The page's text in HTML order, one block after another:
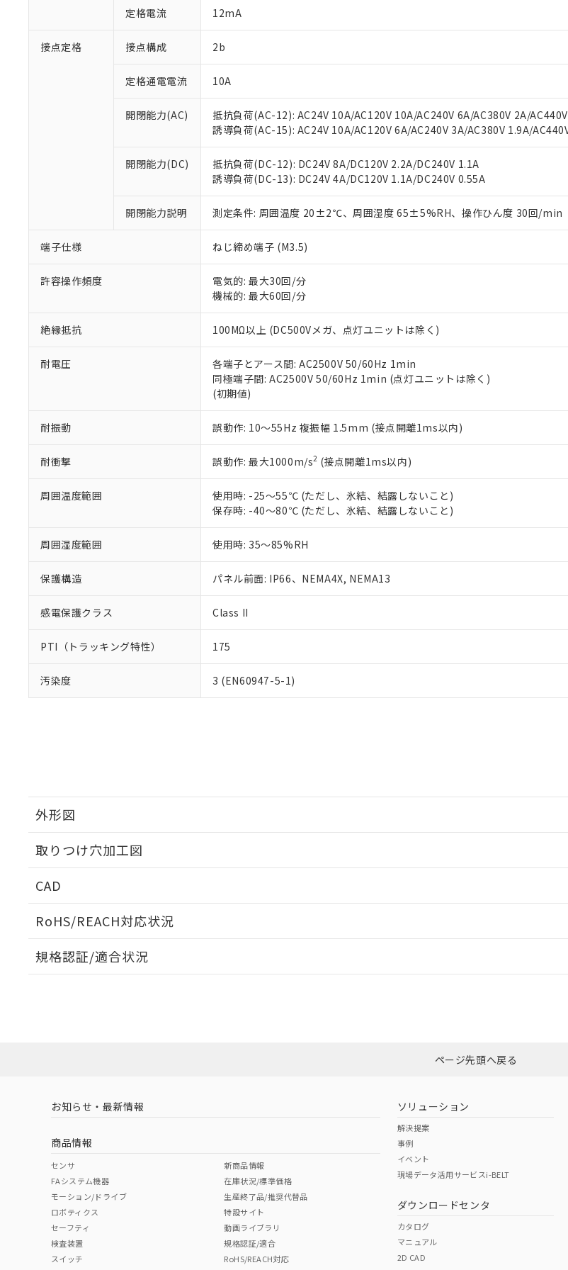
定格電流 12mA
接点定格 接点構成 2b
定格通電電流 10A
開閉能力(AC)
抵抗負荷(AC-12): AC24V 10A/AC120V 10A/AC240V 6A/AC380V 2A/
誘導負荷(AC-15): AC24V 10A/AC120V 6A/AC240V 3A/AC380V 1.9A/
開閉能力(DC)
抵抗負荷(DC-12): DC24V 8A/DC120V 2.2A/DC240V 1.1A
誘導負荷(DC-13): DC24V 4A/DC120V 1.1A/DC240V 0.55A
開閉能力説明 測定条件: 周囲温度 20±2℃、周囲湿度 65±5%RH、操作ひん度 30回/min
端子仕様 ねじ締め端子 (M3.5)
許容操作頻度
電気的: 最大30回/分
機械的: 最大60回/分
絶縁抵抗 100MΩ以上 (DC500Vメガ、点灯ユニットは除く)
耐電圧
各端子とアース間: AC2500V 50/60Hz 1min
同極端子間: AC2500V 50/60Hz 1min (点灯ユニットは除く)
(初期値)
耐振動 誤動作: 10～55Hz 複振幅 1.5mm (接点開離1ms以内)
耐衝撃 誤動作: 最大1000m/s2 (接点開離1ms以内)
周囲温度範囲
使用時: -25～55℃ (ただし、氷結、結露しないこと)
保存時: -40～80℃ (ただし、氷結、結露しないこと)
周囲湿度範囲 使用時: 35～85%RH
保護構造 パネル前面: IP66、NEMA4X, NEMA13
感電保護クラス Class II
PTI（トラッキング特性） 175
汚染度 3 (EN60947-5-1)
外形図
取りつけ穴加工図
CAD
RoHS/REACH対応状況
EU RoHS 注意事項・凡例
ダウンロードはこちら
中国 RoHS 注意事項・凡例
中国 RoHS表
Pb Hg Cr(VI)
規格認証/適合状況
（イギリス
（ノルウェー
（日本
（アメリカ
この製品の
その他の認証はこちら
い。
正式な納期状況および標準価格はお客様のお取引先、またはお客様
当社販売員にご相談ください。
オムロン制御機器販売店や当社販売拠点は「販売ネットワーク
」
在庫状況および標準価格結果を当社の事前の承諾なく第三者に漏洩
す。
マイパーツ機能（部品リスト作成サービス）をご利用いただくには
お客様が当ウェブサイト上で当社にご登録された部品リストについ
が、当社の製品・サービスに関するお客様との取引・商談に必要な
さい。
※当社の共同利用者とは、"個人情報の共同利用に関して"
の「1.
いる法人を指します。
但し、RoHS指令で産業用監視および制御機器に対する適用除外項目は除く。
※2 対応予定月
部品在庫の切り替え状況などにより、予定月が前後することがあります。
※3 非含有証明書ダウンロード
下記の非含有証明書をダウンロードすることができます。
EU RoHS指令（10物質）の非含有証明書
51物質の非含有証明書（当社基準）
※本証明書は発行日時点で非含有を証明するもので、過去に遡って非含有
また、RoHS指令のフタル酸エステル類４物質の対応では、対応完了ま
混在することから備考欄に対応日を記載しておりました。
り割愛しております。
「○」：最大均質材料含有率が中国RoHSの基準値以下であることを示し
「×」：最大均質材料含有率が中国RoHSの基準値を超えていることを示
*中国RoHS10物質の基準値 (GB/T26572)：
Pb(鉛) :1000ppm、 Hg(水銀) : 1000ppm、 Cd(カドミウム) : 100ppm、
Cr(Ⅵ)(六価クロム) : 1000ppm、 PBBs(ポリ臭化ビフェニル類) : 1000ppm、 PBDEs(ポリ臭化
DBP(フタル酸ジブチル) : 1000ppm、 DIBP(フタル酸ジイソブチル) : 1000ppm、 BBP(フタル
DEHP(フタル酸ビス(2-エチルヘキシル)) : 1000ppm
※2 環境保護使用期限
「ｅ」：有害物質（10物質）のすべてが基準値以下であることを示します
「10」：通常の使用状況下において有害物質が外部に漏えいし、環境に
味します。
当社は、これら貴社製品のうち、外国為替および外国貿易法に定め
当社は貴社製品を、核兵器、ミサイル、化学兵器、生物兵器または
置等に一切使用いたしません。
当社は、貴社製品を第三者に販売する場合は、上記1、2および3の
また当社は、販売先および販売に係わる関係者が違法に輸出するお
たしません。
号
○ 一定数以上の在庫あり
△ 一定数には満たないが在庫あり
－
在庫なし(最新の在庫状況については、お客様のお取引先、また
機器販売店・当社販売員にご確認ください)
空
白
受注生産機種、また在庫状況の情報を公開していない機種
ページ先頭へ戻る
お知らせ・最新情報
商品情報
センサ
FAシステム機器
モーション/ドライブ
ロボティクス
セーフティ
検査装置
スイッチ
新商品情報
在庫状況/標準価格
生産終了品/推奨代替品
特設サイト
動画ライブラリ
規格認証/適合
RoHS/REACH対応
ソリューション
解決提案
事例
イベント
現場データ活用サービスi-BELT
ダウンロードセンタ
カタログ
マニュアル
2D CAD